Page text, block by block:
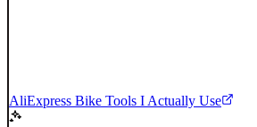
AliExpress Bike Tools I Actually Use